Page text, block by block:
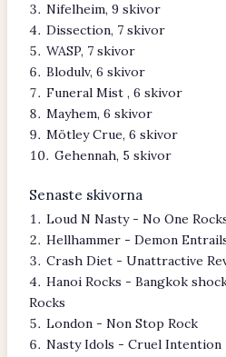
Nifelheim, 9 skivor
Dissection, 7 skivor
WASP, 7 skivor
Blodulv, 6 skivor
Funeral Mist , 6 skivor
Mayhem, 6 skivor
Mötley Crue, 6 skivor
Gehennah, 5 skivor
Senaste skivorna
Loud N Nasty - No One
Hellhammer - Demon
Crash Diet - Unattractive
Hanoi Rocks - Bangkok
Rocks
London - Non Stop Rock
Nasty Idols - Cruel Intention